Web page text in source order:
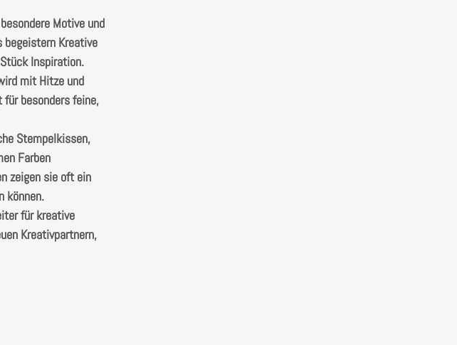
Motive und
begeistern Kreative
Inspiration.
mit Hitze und
besonders feine,
Stempelkissen,
Farben
zeigen sie oft ein
können.
für kreative
Kreativpartnern,